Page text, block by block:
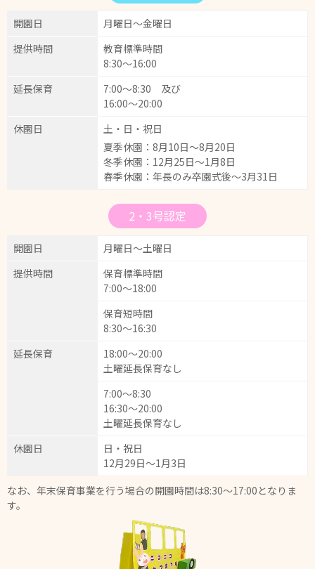
開園日
月曜日～金曜日
提供時間
教育標準時間
8:30～16:00
延長保育
7:00～8:30 及び
16:00～20:00
休園日
土・日・祝日
夏季休園：8月10日～8月20日
冬季休園：12月25日～1月8日
春季休園：年長のみ卒園式後～3月31日
2・3号認定
開園日
月曜日～土曜日
提供時間
保育標準時間
7:00～18:00
保育短時間
8:30～16:30
延長保育
18:00～20:00
土曜延長保育なし
7:00～8:30
16:30～20:00
土曜延長保育なし
休園日
日・祝日
12月29日～1月3日
なお、年末保育事業を行う場合の開園時間は8:30～17:00となりま
す。